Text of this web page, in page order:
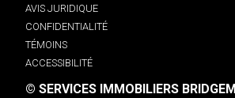
AVIS JURIDIQUE
CONFIDENTIALITÉ
TÉMOINS
ACCESSIBILITÉ
© SERVICES IMMOBILIERS